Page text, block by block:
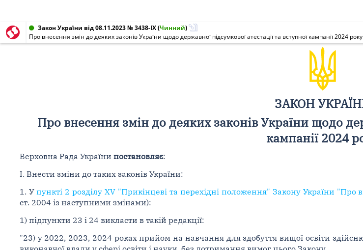
Закон України від 08.11.2023 № 3438-IX(Чинний)
Про внесення змін до деяких законів України щодо державної підсумкової атестації та вступної кампанії 2024 року